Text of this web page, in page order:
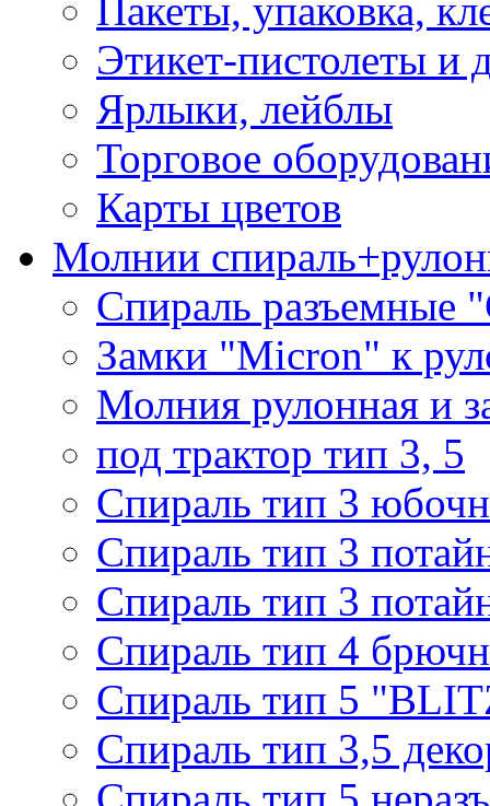
Пакеты, упаковка,
Этикет-пистолеты и
Ярлыки, лейблы
Торговое
Карты цветов
Молнии
Спираль разъемные
Замки "Micron" к
Молния рулонная и
под трактор тип 3, 5
Спираль тип 3
Спираль тип 3
Спираль тип 3
Спираль тип 4
Спираль тип 5
Спираль тип 3,5